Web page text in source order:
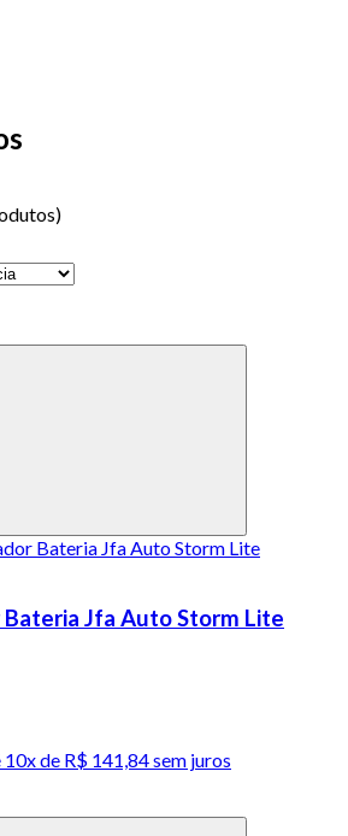
)
Jfa Auto Storm Lite
10x de R$ 141,84 sem juros